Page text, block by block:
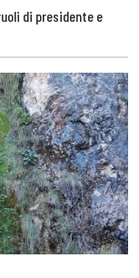
di presidente e